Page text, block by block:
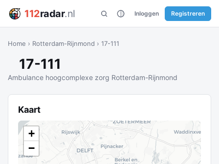
112radar.nl Inloggen Registreren
Home › Rotterdam-Rijnmond › 17-111
17-111
Ambulance hoogcomplexe zorg Rotterdam-Rijnmond
Kaart
+
−